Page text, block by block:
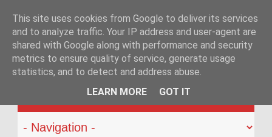
KATEHACKER
This site uses cookies from Google to deliver its services
and to analyze traffic. Your IP address and user-agent are
shared with Google along with performance and security
metrics to ensure quality of service, generate usage
statistics, and to detect and address abuse.
LEARN MORE
GOT IT